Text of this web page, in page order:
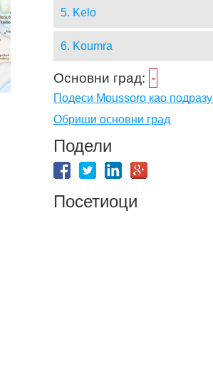
5. Kelo
6. Koumra
Основни град: -
Подеси Moussoro као
Обриши основни град
Подели
Посетиоци